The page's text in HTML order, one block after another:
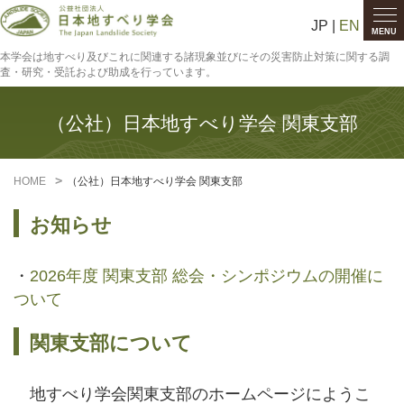
MENU
JP | EN
本学会は地すべり及びこれに関連する諸現象並びにその災害防止対策に関する調
査・研究・受託および助成を行っています。
（公社）日本地すべり学会 関東支部
HOME （公社）日本地すべり学会 関東支部
お知らせ
・ 2026年度 関東支部 総会・シンポジウムの開催に
ついて
関東支部について
地すべり学会関東支部のホームページにようこ